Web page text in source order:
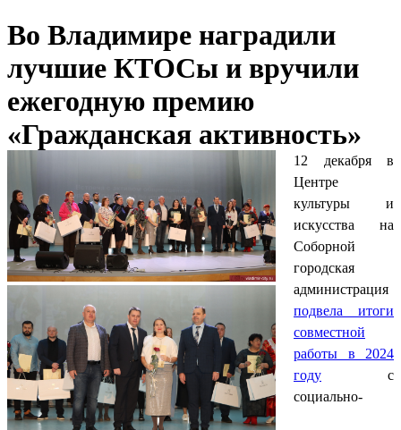
Во Владимире наградили
лучшие КТОСы и вручили
ежегодную премию
«Гражданская активность»
12 декабря в
Центре
культуры и
искусства на
Соборной
городская
администрация
подвела итоги
совместной
работы в 2024
году с
социально-